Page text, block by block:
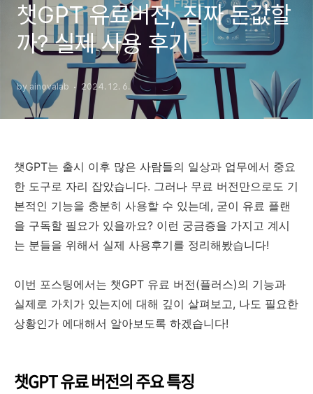
챗GPT 유료버전, 진짜 돈값할
까? 실제 사용 후기
by ainovalab 2024. 12. 6.
챗GPT는 출시 이후 많은 사람들의 일상과 업무에서 중요
한 도구로 자리 잡았습니다. 그러나 무료 버전만으로도 기
본적인 기능을 충분히 사용할 수 있는데, 굳이 유료 플랜
을 구독할 필요가 있을까요? 이런 궁금증을 가지고 계시
는 분들을 위해서 실제 사용후기를 정리해봤습니다!
이번 포스팅에서는 챗GPT 유료 버전(플러스)의 기능과
실제로 가치가 있는지에 대해 깊이 살펴보고, 나도 필요한
상황인가 에대해서 알아보도록 하겠습니다!
챗GPT 유료 버전의 주요 특징